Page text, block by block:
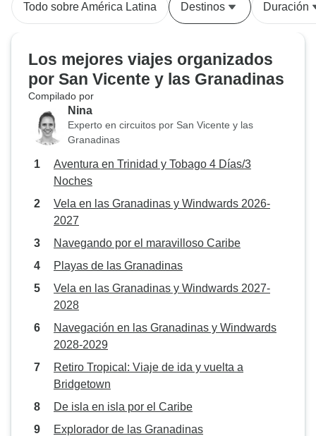
Todo sobre América Latina Destinos Duración
Los mejores viajes organizados
por San Vicente y las Granadinas
Compilado por
Nina
Experto en circuitos por San Vicente y las
Granadinas
Aventura en Trinidad y Tobago 4 Días/3
Noches
Vela en las Granadinas y Windwards 2026-
2027
Navegando por el maravilloso Caribe
Playas de las Granadinas
Vela en las Granadinas y Windwards 2027-
2028
Navegación en las Granadinas y Windwards
2028-2029
Retiro Tropical: Viaje de ida y vuelta a
Bridgetown
De isla en isla por el Caribe
Explorador de las Granadinas